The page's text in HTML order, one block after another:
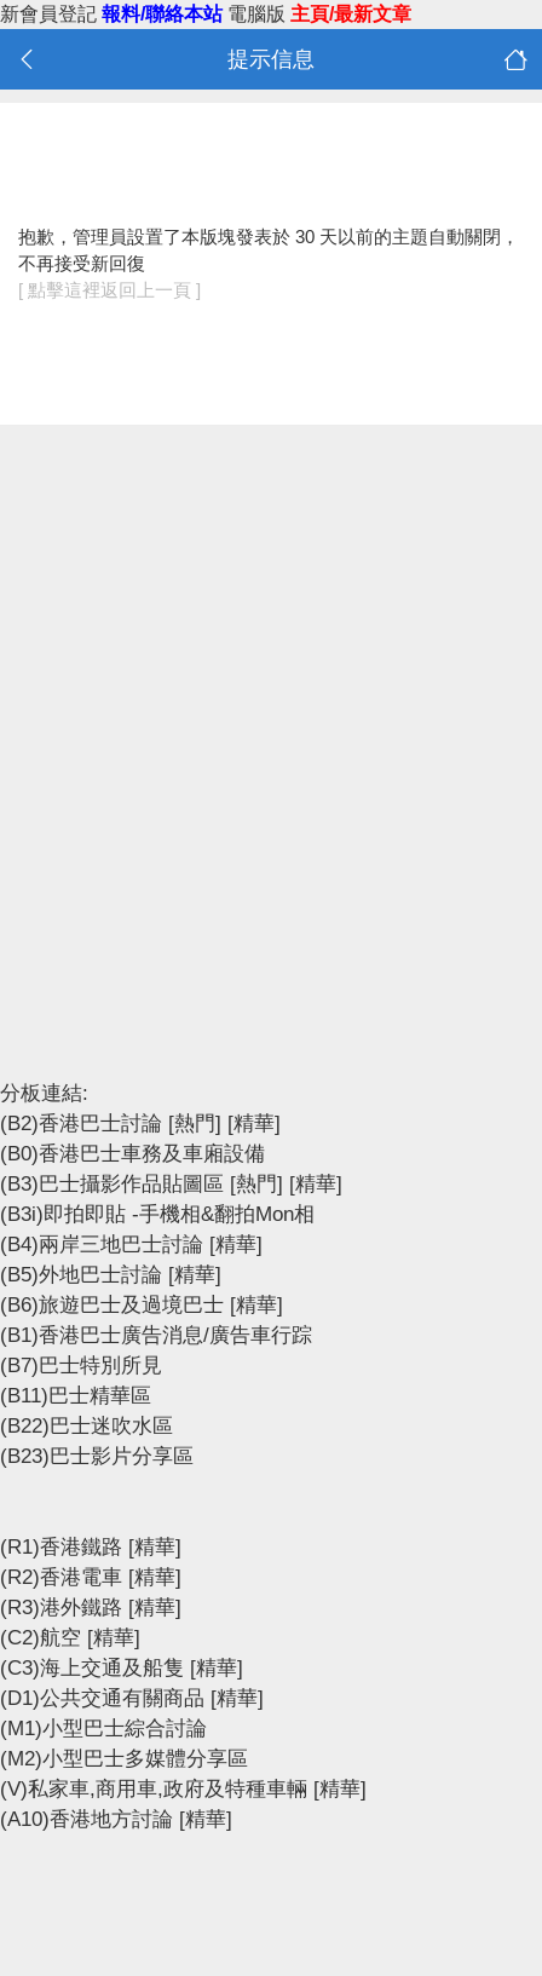
新會員登記 報料/聯絡本站 電腦版 主頁/最新文章
提示信息
抱歉，管理員設置了本版塊發表於 30 天以前的主題自動關閉，
不再接受新回復
[ 點擊這裡返回上一頁 ]
分板連結:
(B2)香港巴士討論 [熱門] [精華]
(B0)香港巴士車務及車廂設備
(B3)巴士攝影作品貼圖區 [熱門] [精華]
(B3i)即拍即貼 -手機相&翻拍Mon相
(B4)兩岸三地巴士討論 [精華]
(B5)外地巴士討論 [精華]
(B6)旅遊巴士及過境巴士 [精華]
(B1)香港巴士廣告消息/廣告車行踪
(B7)巴士特別所見
(B11)巴士精華區
(B22)巴士迷吹水區
(B23)巴士影片分享區
(R1)香港鐵路 [精華]
(R2)香港電車 [精華]
(R3)港外鐵路 [精華]
(C2)航空 [精華]
(C3)海上交通及船隻 [精華]
(D1)公共交通有關商品 [精華]
(M1)小型巴士綜合討論
(M2)小型巴士多媒體分享區
(V)私家車,商用車,政府及特種車輛 [精華]
(A10)香港地方討論 [精華]